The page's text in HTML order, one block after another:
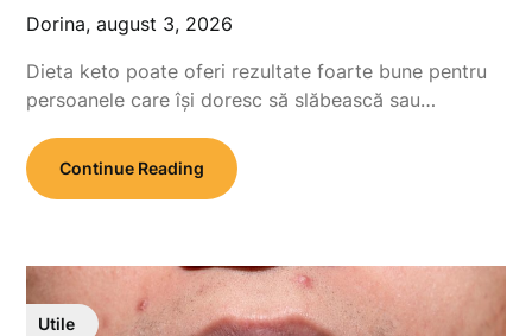
Dorina,august 3, 2026
Dieta keto poate oferi rezultate foarte bune pentru
persoanele care își doresc să slăbească sau…
Continue Reading
Utile